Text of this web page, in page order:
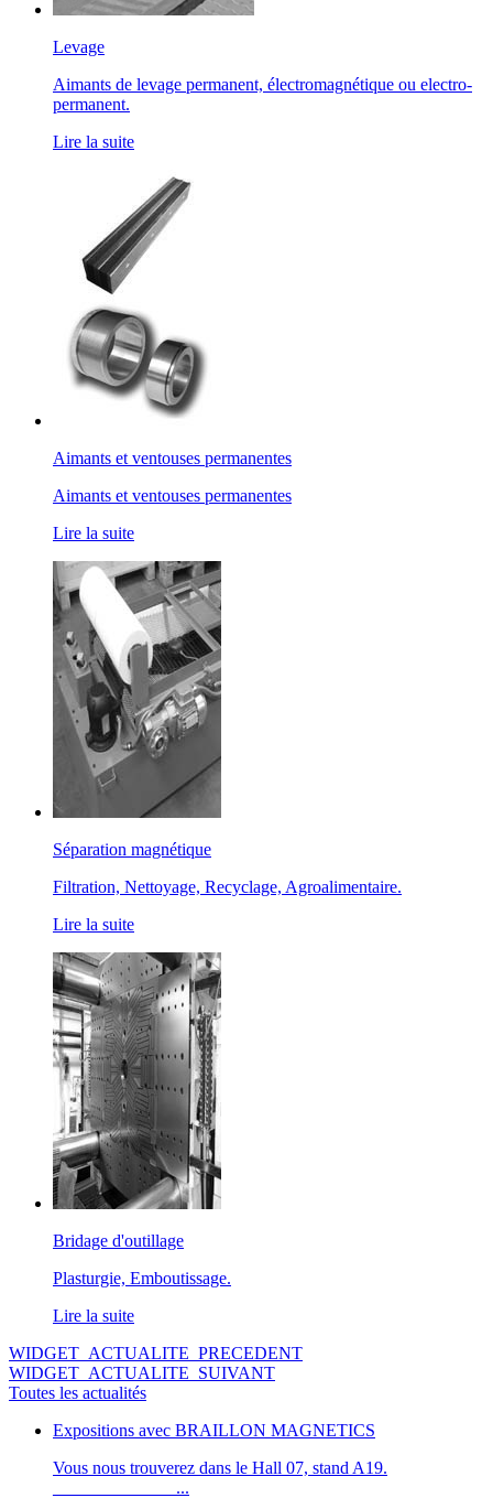
Levage
Aimants de levage permanent, électromagnétique ou electro-
permanent.
Lire la suite
Aimants et ventouses permanentes
Aimants et ventouses permanentes
Lire la suite
Séparation magnétique
Filtration, Nettoyage, Recyclage, Agroalimentaire.
Lire la suite
Bridage d'outillage
Plasturgie, Emboutissage.
Lire la suite
WIDGET_ACTUALITE_PRECEDENT
WIDGET_ACTUALITE_SUIVANT
Toutes les actualités
Expositions avec BRAILLON MAGNETICS
Vous nous trouverez dans le Hall 07, stand A19.
______________...